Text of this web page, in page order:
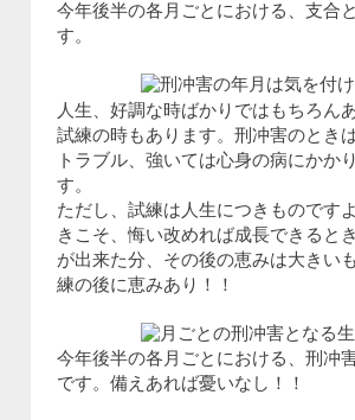
今年後半の各月ごとにおける、支合
す。
人生、好調な時ばかりではもちろん
試練の時もあります。刑冲害のとき
トラブル、強いては心身の病にかか
す。
ただし、試練は人生につきものです
きこそ、悔い改めれば成長できると
が出来た分、その後の恵みは大きい
練の後に恵みあり！！
今年後半の各月ごとにおける、刑冲
です。備えあれば憂いなし！！